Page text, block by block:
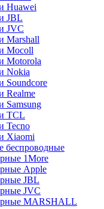
Huawei
JBL
JVC
Marshall
Mocoll
Motorola
Nokia
Soundcore
Realme
Samsung
TCL
Tecno
Xiaomi
беспроводные
1More
Apple
JBL
JVC
MARSHALL